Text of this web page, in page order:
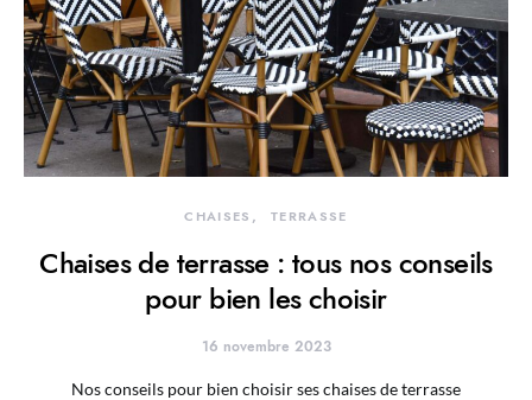
CHAISES TERRASSE
Chaises de terrasse : tous nos conseils
pour bien les choisir
16 novembre 2023
Nos conseils pour bien choisir ses chaises de terrasse